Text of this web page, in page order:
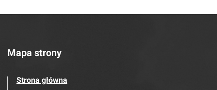
Mapa strony
Strona główna